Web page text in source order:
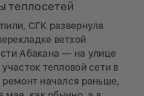
теплосетей
СГК развернула
ветхой
Абакана — на улице
тепловой сети в
ремонт начался раньше,